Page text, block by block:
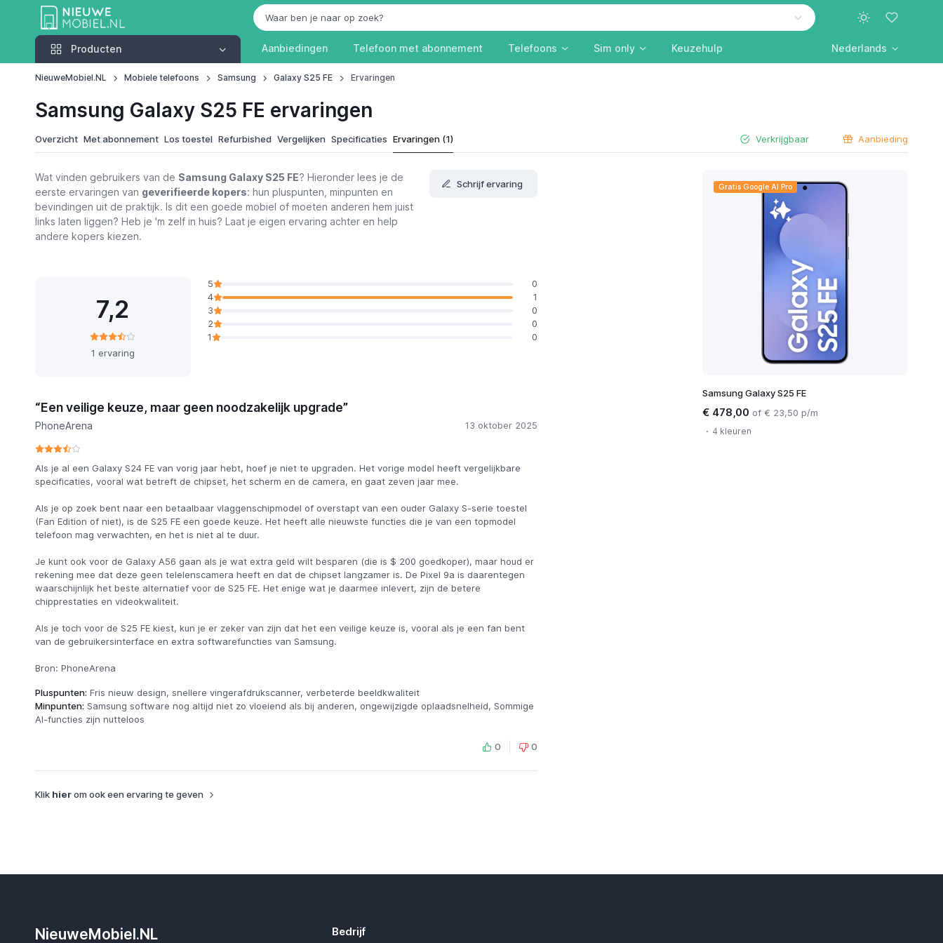
Producten
Producten Aanbiedingen Telefoon met abonnement Telefoons Sim only Keuzehulp Nederlands
NieuweMobiel.NL Mobiele telefoons Samsung Galaxy S25 FE Ervaringen
Samsung Galaxy S25 FE ervaringen
Overzicht Met abonnement Los toestel Refurbished Vergelijken Specificaties Ervaringen (1) Verkrijgbaar Aanbieding
Gratis Google AI Pro
Samsung Galaxy S25 FE
€ 478,00 of € 23,50 p/m
4 kleuren
Wat vinden gebruikers van de Samsung Galaxy S25 FE? Hieronder lees je de
eerste ervaringen van geverifieerde kopers: hun pluspunten, minpunten en
bevindingen uit de praktijk. Is dit een goede mobiel of moeten anderen hem juist
links laten liggen? Heb je 'm zelf in huis? Laat je eigen ervaring achter en help
andere kopers kiezen.
Schrijf ervaring
7,2
1 ervaring
5
0
4
1
3
0
2
0
1
0
“Een veilige keuze, maar geen noodzakelijk upgrade”
PhoneArena 13 oktober 2025
Als je al een Galaxy S24 FE van vorig jaar hebt, hoef je niet te upgraden. Het vorige model heeft vergelijkbare
specificaties, vooral wat betreft de chipset, het scherm en de camera, en gaat zeven jaar mee.
Als je op zoek bent naar een betaalbaar vlaggenschipmodel of overstapt van een ouder Galaxy S-serie toestel
(Fan Edition of niet), is de S25 FE een goede keuze. Het heeft alle nieuwste functies die je van een topmodel
telefoon mag verwachten, en het is niet al te duur.
Je kunt ook voor de Galaxy A56 gaan als je wat extra geld wilt besparen (die is $ 200 goedkoper), maar houd er
rekening mee dat deze geen telelenscamera heeft en dat de chipset langzamer is. De Pixel 9a is daarentegen
waarschijnlijk het beste alternatief voor de S25 FE. Het enige wat je daarmee inlevert, zijn de betere
chipprestaties en videokwaliteit.
Als je toch voor de S25 FE kiest, kun je er zeker van zijn dat het een veilige keuze is, vooral als je een fan bent
van de gebruikersinterface en extra softwarefuncties van Samsung.
Bron: PhoneArena
Pluspunten: Fris nieuw design, snellere vingerafdrukscanner, verbeterde beeldkwaliteit
Minpunten: Samsung software nog altijd niet zo vloeiend als bij anderen, ongewijzigde oplaadsnelheid, Sommige
AI-functies zijn nutteloos
0 0
Klik hierom ook een ervaring te geven
NieuweMobiel.NL Bedrijf